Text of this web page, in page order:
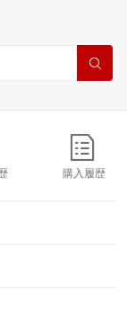
購入履歴